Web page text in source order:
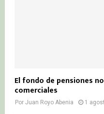
El fondo de pensiones
comerciales
Por Juan Royo Abenia 1